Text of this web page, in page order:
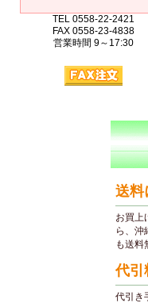
TEL 0558-22-2421
FAX 0558-23-4838
営業時間 9～17:30